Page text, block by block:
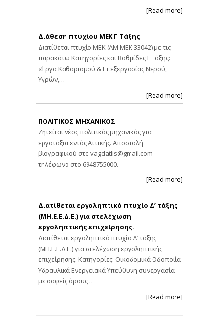
[Read more]
Διάθεση πτυχίου ΜΕΚ Γ Τάξης
Διατίθεται πτυχίο ΜΕΚ (ΑΜ ΜΕΚ 33042) με τις
παρακάτω Κατηγορίες και Βαθμίδες Γ Τάξης:
«Έργα Καθαρισμού & Επεξεργασίας Νερού,
Υγρών,…
[Read more]
ΠΟΛΙΤΙΚΟΣ ΜΗΧΑΝΙΚΟΣ
Ζητείται νέος πολιτικός μηχανικός για
εργοτάξια εντός Αττικής. Αποστολή
βιογραφικού στο vagdatlis@gmail.com
τηλέφωνο στο 6948755000.
[Read more]
Διατίθεται εργοληπτικό πτυχίο Δ’ τάξης
(ΜΗ.Ε.Ε.Δ.Ε.) για στελέχωση
εργοληπτικής επιχείρησης.
Διατίθεται εργοληπτικό πτυχίο Δ’ τάξης
(ΜΗ.Ε.Ε.Δ.Ε.) για στελέχωση εργοληπτικής
επιχείρησης. Κατηγορίες: Οικοδομικά Οδοποιία
Υδραυλικά Ενεργειακά Υπεύθυνη συνεργασία
με σαφείς όρους…
[Read more]